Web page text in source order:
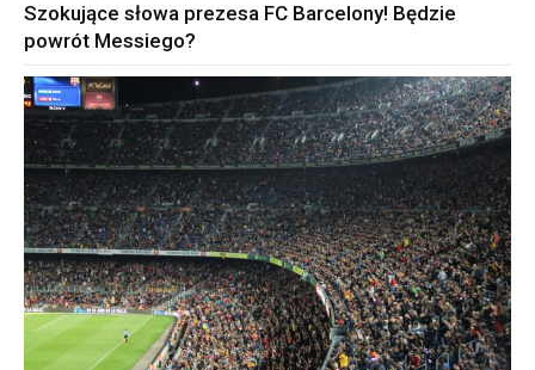
Szokujące słowa prezesa FC Barcelony! Będzie
powrót Messiego?